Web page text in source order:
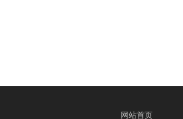
网站首页